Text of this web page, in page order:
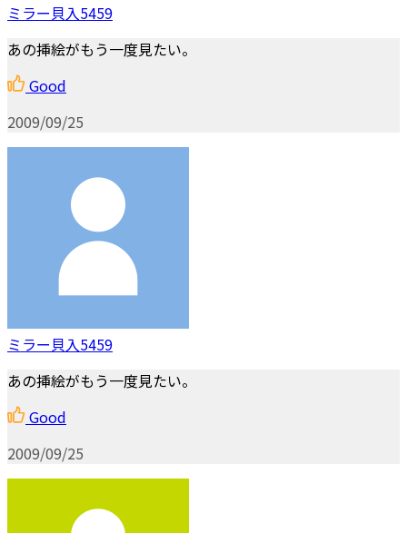
ミラー貝入5459
あの挿絵がもう一度見たい。
Good
2009/09/25
ミラー貝入5459
あの挿絵がもう一度見たい。
Good
2009/09/25